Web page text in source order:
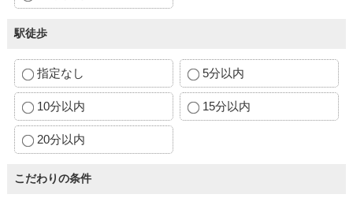
駅徒歩
指定なし 5分以内
10分以内 15分以内
20分以内
こだわりの条件